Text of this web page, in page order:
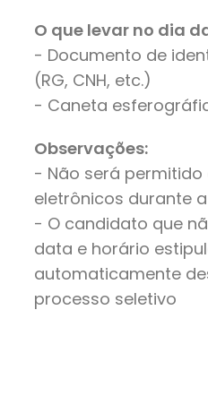
O que levar no dia
- Documento de
(RG, CNH, etc.)
- Caneta
Observações:
- Não será
eletrônicos durante
- O candidato que
data e horário
automaticamente
processo seletivo